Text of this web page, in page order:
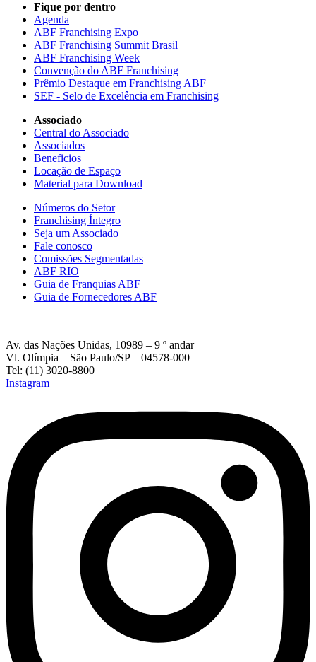
Fique por dentro
Agenda
ABF Franchising Expo
ABF Franchising Summit Brasil
ABF Franchising Week
Convenção do ABF Franchising
Prêmio Destaque em Franchising ABF
SEF - Selo de Excelência em Franchising
Associado
Central do Associado
Associados
Beneficios
Locação de Espaço
Material para Download
Números do Setor
Franchising Íntegro
Seja um Associado
Fale conosco
Comissões Segmentadas
ABF RIO
Guia de Franquias ABF
Guia de Fornecedores ABF
Av. das Nações Unidas, 10989 – 9 º andar
Vl. Olímpia – São Paulo/SP – 04578-000
Tel: (11) 3020-8800
Instagram